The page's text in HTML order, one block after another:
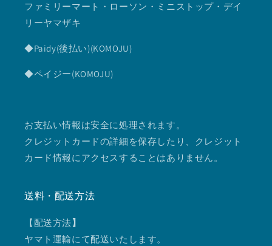
ファミリーマート・ローソン・ミニストップ・デイ
リーヤマザキ
◆Paidy(後払い)(KOMOJU)
◆ペイジー(KOMOJU)
お支払い情報は安全に処理されます。
クレジットカードの詳細を保存したり、クレジット
カード情報にアクセスすることはありません。
送料・配送方法
【配送方法】
ヤマト運輸にて配送いたします。